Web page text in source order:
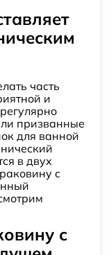
часть
и
призванные
для ванной
в двух
с
с